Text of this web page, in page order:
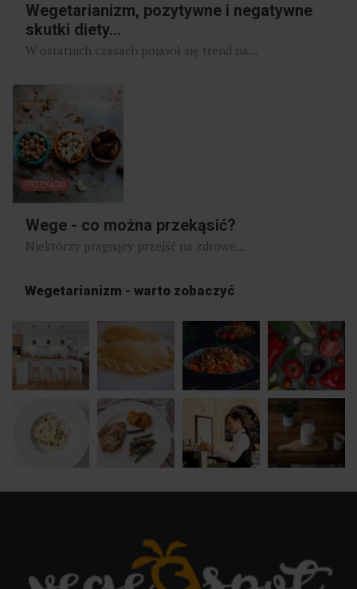
Wegetarianizm, pozytywne i negatywne
skutki diety...
W ostatnich czasach pojawił się trend na...
PRZEKĄSKI
Wege - co można przekąsić?
Niektórzy pragnący przejść na zdrowe...
Wegetarianizm - warto zobaczyć